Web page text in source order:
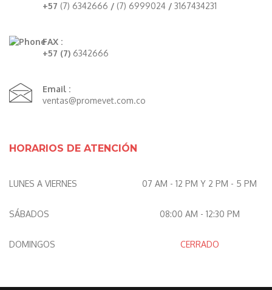
+57 (7) 6342666 / (7) 6999024 / 3167434231
FAX :
+57 (7) 6342666
Email :
ventas@promevet.com.co
HORARIOS DE ATENCIÓN
LUNES A VIERNES 07 AM - 12 PM Y 2 PM - 5 PM
SÁBADOS 08:00 AM - 12:30 PM
DOMINGOS CERRADO